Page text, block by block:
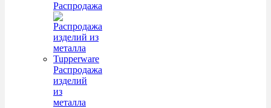
Распродажа
Распродажа
изделий
из
металла